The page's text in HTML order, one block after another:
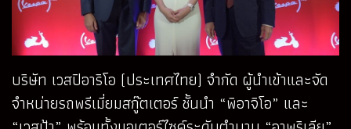
บริษัท เวสปิอาริโอ (ประเทศไทย) จำกัด ผู้นำเข้าและจัด
จำหน่ายรถพรีเมี่ยมสกู๊ตเตอร์ ชั้นนำ “พิอาจิโอ” และ